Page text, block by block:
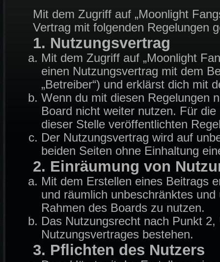
Mit dem Zugriff auf „Moonlight
Vertrag mit folgenden Regelungen
1. Nutzungsvertrag
Mit dem Zugriff auf „Moonlight
einen Nutzungsvertrag mit dem
„Betreiber“) und erklärst dich mit
Wenn du mit diesen Regelungen
Board nicht weiter nutzen. Für
dieser Stelle veröffentlichten
Der Nutzungsvertrag wird auf
beiden Seiten ohne Einhaltung
2. Einräumung von
Mit dem Erstellen eines Beitrags
und räumlich unbeschränktes
Rahmen des Boards zu nutzen.
Das Nutzungsrecht nach Punkt
Nutzungsvertrages bestehen.
3. Pflichten des Nutzers